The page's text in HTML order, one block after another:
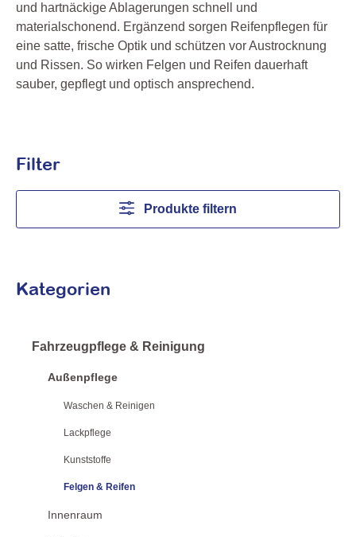
und hartnäckige Ablagerungen schnell und
materialschonend. Ergänzend sorgen Reifenpflegen für
eine satte, frische Optik und schützen vor Austrocknung
und Rissen. So wirken Felgen und Reifen dauerhaft
sauber, gepflegt und optisch ansprechend.
Filter
Produkte filtern
Kategorien
Fahrzeugpflege & Reinigung
Außenpflege
Waschen & Reinigen
Lackpflege
Kunststoffe
Felgen & Reifen
Innenraum